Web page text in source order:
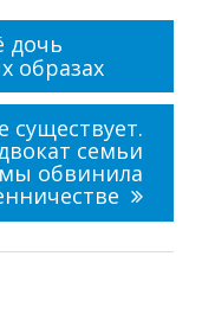
дочь
образах
существует.
семьи
обвинила